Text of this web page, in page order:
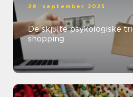
29. september 2025
De skjulte psykologiske
shopping